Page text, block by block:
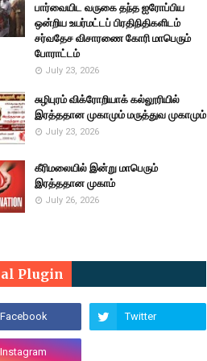
பார்வையிட வருகை தந்த ஐரோப்பிய
ஒன்றிய உயர்மட்டப் பிரதிநிதிகளிடம்
சர்வதேச விசாரணை கோரி மாபெரும்
போராட்டம்
July 23, 2026
சுழிபுரம் விக்ரோறியாக் கல்லூரியில்
இரத்ததான முகாமும் மருத்துவ முகாமும்
July 23, 2026
கீரிமலையில் இன்று மாபெரும்
இரத்ததான முகாம்
July 26, 2026
Plugin